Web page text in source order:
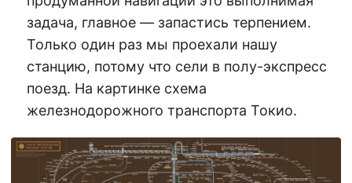
задача, главное — запастись терпением.
Только один раз мы проехали нашу
станцию, потому что сели в полу-экспресс
поезд. На картинке схема
железнодорожного транспорта Токио.